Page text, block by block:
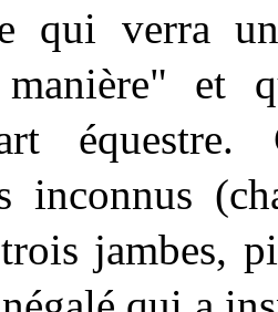
qui verra
manière" et
équestre.
inconnus
jambes,